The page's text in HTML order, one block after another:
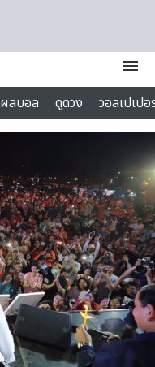
menu
ผลบอล ดูดวง
วอลเปเป